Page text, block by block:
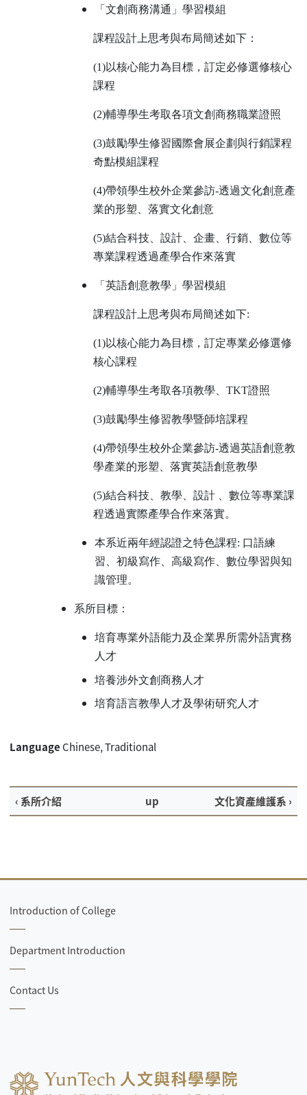
「文創商務溝通」學習模組
課程設計上思考與布局簡述如下：
(1)以核心能力為目標，訂定必修選修核心
課程
(2)輔導學生考取各項文創商務職業證照
(3)鼓勵學生修習國際會展企劃與行銷課程
奇點模組課程
(4)帶領學生校外企業參訪-透過文化創意產
業的形塑、落實文化創意
(5)結合科技、設計、企畫、行銷、數位等
專業課程透過產學合作來落實
「英語創意教學」學習模組
課程設計上思考與布局簡述如下:
(1)以核心能力為目標，訂定專業必修選修
核心課程
(2)輔導學生考取各項教學、TKT證照
(3)鼓勵學生修習教學暨師培課程
(4)帶領學生校外企業參訪-透過英語創意教
學產業的形塑、落實英語創意教學
(5)結合科技、教學、設計 、數位等專業課
程透過實際產學合作來落實。
本系近兩年經認證之特色課程: 口語練
習、初級寫作、高級寫作、數位學習與知
識管理。
系所目標：
培育專業外語能力及企業界所需外語實務
人才
培養涉外文創商務人才
培育語言教學人才及學術研究人才
Language Chinese, Traditional
‹ 系所介紹 up 文化資產維護系 ›
Introduction of College
Department Introduction
Contact Us